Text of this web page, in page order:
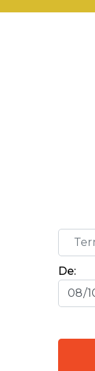
De: